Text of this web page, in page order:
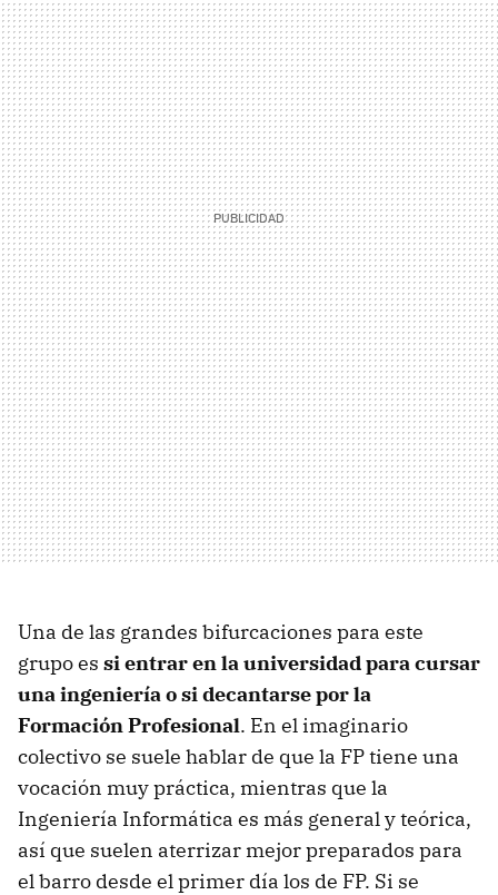
Una de las grandes bifurcaciones para este
grupo es si entrar en la universidad para cursar
una ingeniería o si decantarse por la
Formación Profesional. En el imaginario
colectivo se suele hablar de que la FP tiene una
vocación muy práctica, mientras que la
Ingeniería Informática es más general y teórica,
así que suelen aterrizar mejor preparados para
el barro desde el primer día los de FP. Si se